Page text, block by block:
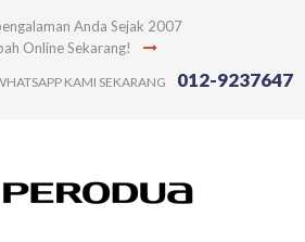
Anda Sejak 2007
Online Sekarang!
KAMI SEKARANG 012-9237647